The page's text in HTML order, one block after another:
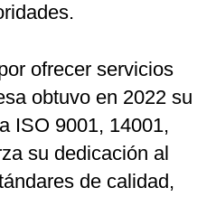
ofrecer servicios
obtuvo en 2022 su
ISO 9001, 14001,
su dedicación al
de calidad,